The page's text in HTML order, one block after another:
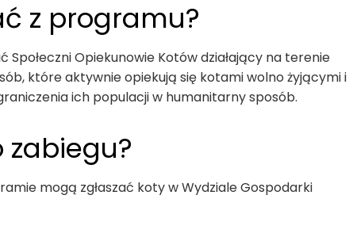
z programu?
Opiekunowie Kotów działający na terenie
które aktywnie opiekują się kotami wolno żyjącymi i
ich populacji w humanitarny sposób.
zabiegu?
mogą zgłaszać koty w Wydziale Gospodarki